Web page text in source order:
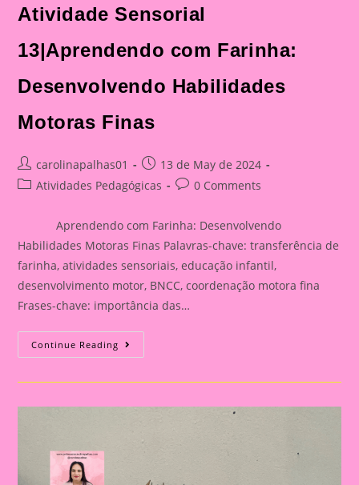
Atividade Sensorial
13|Aprendendo com Farinha:
Desenvolvendo Habilidades
Motoras Finas
Post
author:
carolinapalhas01
Post
published:
13 de May de 2024
PostAtividades Pedagógicas
Post0 Comments
Aprendendo com Farinha: Desenvolvendo
Habilidades Motoras Finas Palavras-chave: transferência de
farinha, atividades sensoriais, educação infantil,
desenvolvimento motor, BNCC, coordenação motora fina
Frases-chave: importância das…
Continue Reading Atividade
Sensorial
Habilidades